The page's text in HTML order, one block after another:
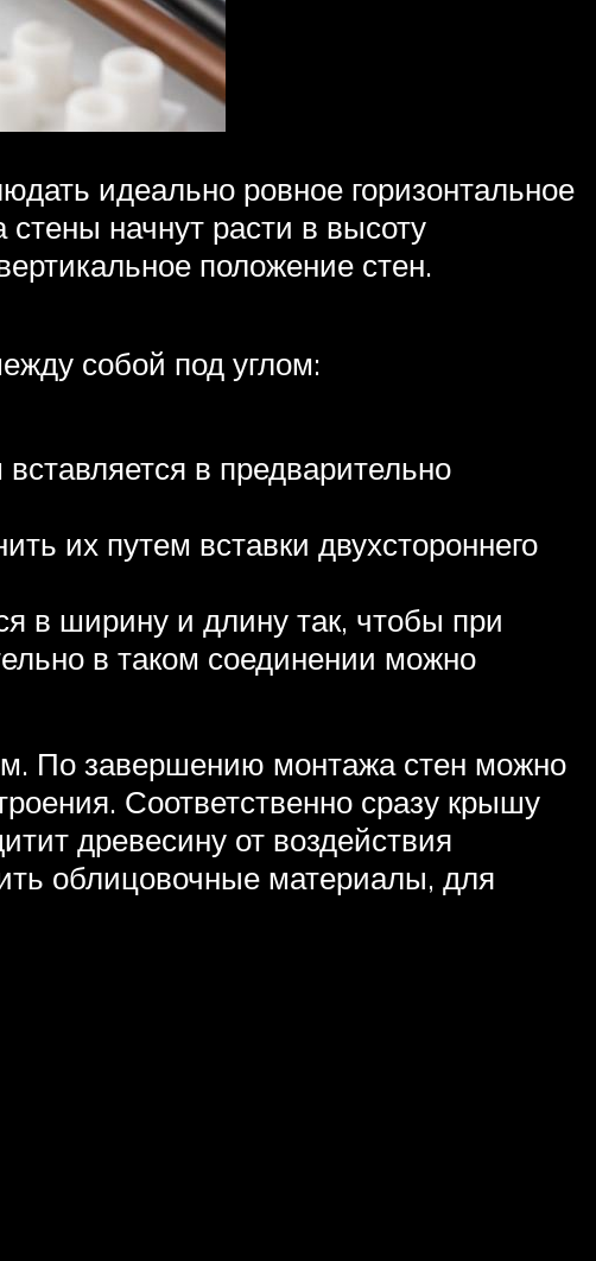
идеально ровное горизонтальное
стены начнут расти в высоту
положение стен.
собой под углом:
в предварительно
их путем вставки двухстороннего
в ширину и длину так, чтобы при
в таком соединении можно
По завершению монтажа стен можно
Соответственно сразу крышу
древесину от воздействия
облицовочные материалы, для